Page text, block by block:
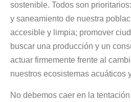
sostenible. Todos son
y saneamiento de nuestra
accesible y limpia; promover
buscar una producción y un
actuar firmemente frente al
nuestros ecosistemas acuáticos
No debemos caer en la